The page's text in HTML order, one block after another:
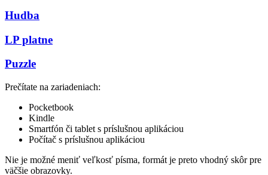
Hudba
LP platne
Puzzle
Prečítate na zariadeniach:
Pocketbook
Kindle
Smartfón či tablet s príslušnou aplikáciou
Počítač s príslušnou aplikáciou
Nie je možné meniť veľkosť písma, formát je preto vhodný skôr pre
väčšie obrazovky.